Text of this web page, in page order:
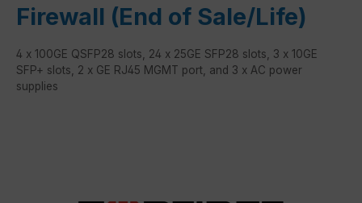
Firewall (End of Sale/Life)
4 x 100GE QSFP28 slots, 24 x 25GE SFP28 slots, 3 x 10GE
SFP+ slots, 2 x GE RJ45 MGMT port, and 3 x AC power
supplies